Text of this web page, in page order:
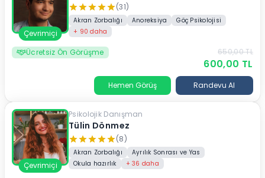
Çevrimiçi
(31)
Akran Zorbalığı Anoreksiya
Göç Psikolojisi
+ 90 daha
Ücretsiz Ön Görüşme 650,00TL
600,00 TL
Hemen Görüş Randevu Al
Çevrimiçi
Tülin Dönmez
Psikolojik Danışman
(8)
Akran Zorbalığı
Ayrılık Sonrası ve Yas
Okula hazırlık
+ 36 daha